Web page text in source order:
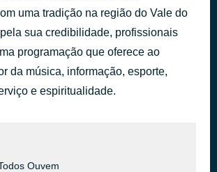
uma tradição na região do Vale do
sua credibilidade, profissionais
programação que oferece ao
da música, informação, esporte,
e espiritualidade.
Ouvem